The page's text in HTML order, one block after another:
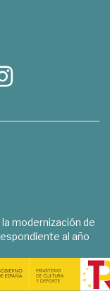
modernización de
al año